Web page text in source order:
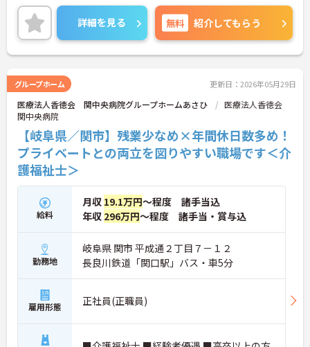
詳細を見る 無料 紹介してもらう
グループホーム 更新日：2026年05月29日
医療法人香徳会 関中央病院グループホームあさひ
医療法人香徳会
関中央病院
【岐阜県／関市】残業少なめ×年間休日数多め！
プライベートとの両立を図りやすい職場です＜介
護福祉士＞
給料
月収 19.1万円～程度 諸手当込
年収 296万円～程度 諸手当・賞与込
勤務地
岐阜県 関市 平成通２丁目７－１２
長良川鉄道「関口駅」バス・車5分
雇用形態 正社員(正職員)